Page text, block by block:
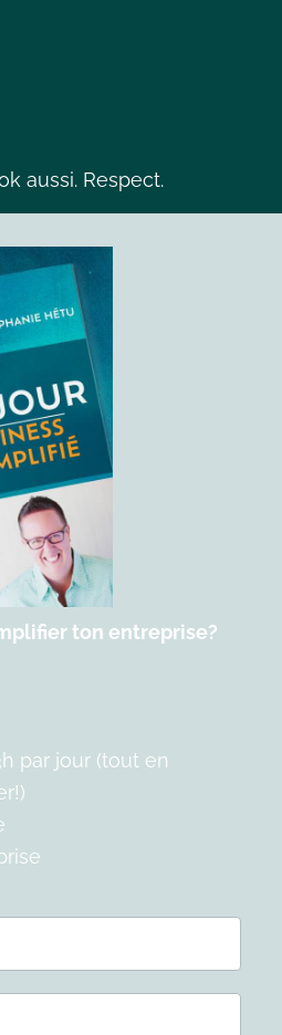
aussi. Respect.
ton entreprise?
par jour (tout en